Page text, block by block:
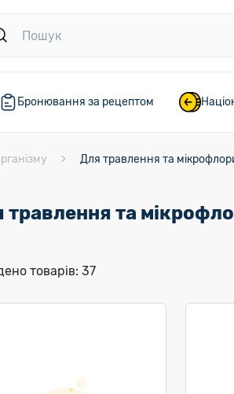
Бронювання за рецептом
Для травлення та
травлення та
товарів: 37